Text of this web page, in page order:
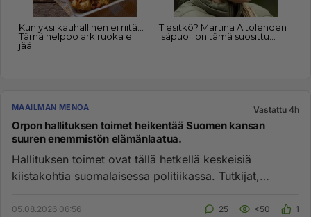
MAAILMAN MENOA Vastattu 4h
Orpon hallituksen toimet heikentää Suomen kansan
suuren enemmistön elämänlaatua.
Hallituksen toimet ovat tällä hetkellä keskeisiä
kiistakohtia suomalaisessa politiikassa. Tutkijat,
05.08.2026 06:56 25 <50 1